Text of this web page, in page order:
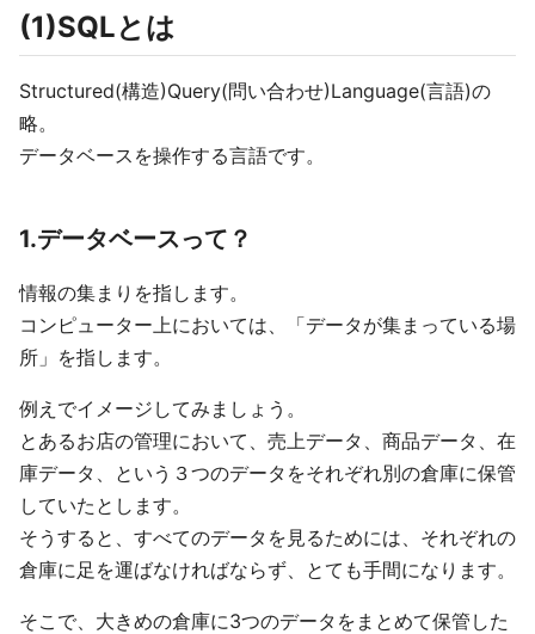
(1)SQLとは
Structured(構造)Query(問い合わせ)Language(言語)の
略。
データベースを操作する言語です。
1.データベースって？
情報の集まりを指します。
コンピューター上においては、「データが集まっている場
所」を指します。
例えでイメージしてみましょう。
とあるお店の管理において、売上データ、商品データ、在
庫データ、という３つのデータをそれぞれ別の倉庫に保管
していたとします。
そうすると、すべてのデータを見るためには、それぞれの
倉庫に足を運ばなければならず、とても手間になります。
そこで、大きめの倉庫に3つのデータをまとめて保管した